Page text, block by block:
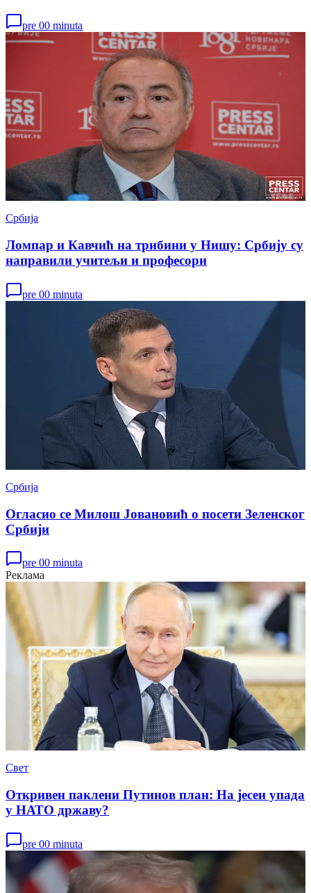
pre 00 minuta
Србија
Ломпар и Кавчић на трибини у Нишу: Србију су
направили учитељи и професори
pre 00 minuta
Србија
Огласио се Милош Јовановић о посети Зеленског
Србији
pre 00 minuta
Реклама
Свет
Откривен паклени Путинов план: На јесен упада
у НАТО државу?
pre 00 minuta